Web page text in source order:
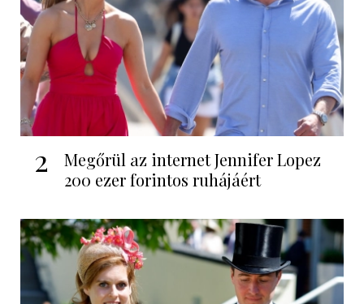
2
Megőrül az internet Jennifer Lopez
200 ezer forintos ruhájáért